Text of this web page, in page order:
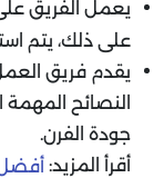
يعمل الفريق
على ذلك، يتم
يقدم فريق
النصائح
جودة الفرن.
أقرأ المزيد: أفضل